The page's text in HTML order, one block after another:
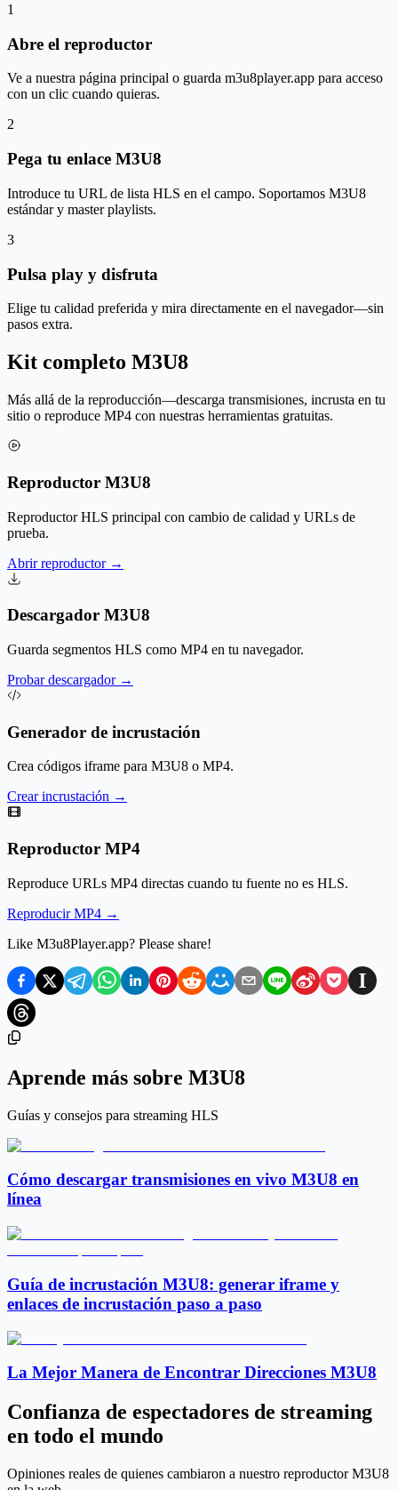
1
Abre el reproductor
Ve a nuestra página principal o guarda m3u8player.app para acceso
con un clic cuando quieras.
2
Pega tu enlace M3U8
Introduce tu URL de lista HLS en el campo. Soportamos M3U8
estándar y master playlists.
3
Pulsa play y disfruta
Elige tu calidad preferida y mira directamente en el navegador—sin
pasos extra.
Kit completo M3U8
Más allá de la reproducción—descarga transmisiones, incrusta en tu
sitio o reproduce MP4 con nuestras herramientas gratuitas.
Reproductor M3U8
Reproductor HLS principal con cambio de calidad y URLs de
prueba.
Abrir reproductor→
Descargador M3U8
Guarda segmentos HLS como MP4 en tu navegador.
Probar descargador→
Generador de incrustación
Crea códigos iframe para M3U8 o MP4.
Crear incrustación →
Reproductor MP4
Reproduce URLs MP4 directas cuando tu fuente no es HLS.
Reproducir MP4 →
Like M3u8Player.app? Please share!
Aprende más sobre M3U8
Guías y consejos para streaming HLS
Cómo descargar transmisiones en vivo M3U8 en
línea
Guía de incrustación M3U8: generar iframe y
enlaces de incrustación paso a paso
La Mejor Manera de Encontrar Direcciones M3U8
Confianza de espectadores de streaming
en todo el mundo
Opiniones reales de quienes cambiaron a nuestro reproductor M3U8